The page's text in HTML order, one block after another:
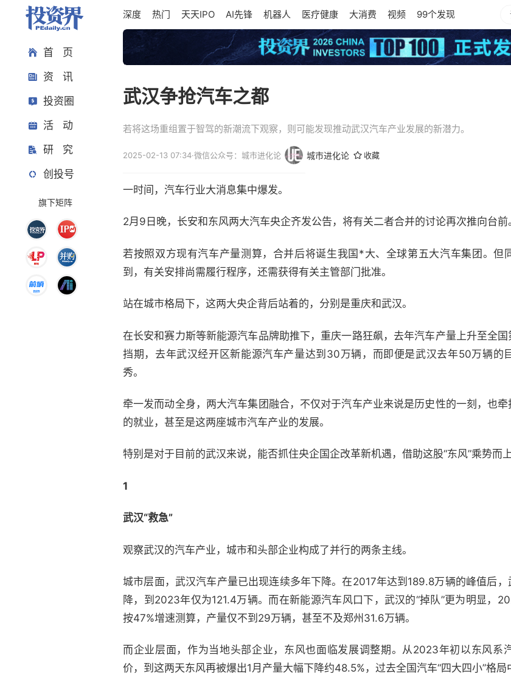
首 页
资 讯
投资圈
活 动
研 究
创投号
旗下矩阵
深度 热门 天天IPO AI先锋 机器人 医疗健康 大消费 视频 99个发现
武汉争抢汽车之都
若将这场重组置于智驾的新潮流下观察，则可能发现推动武汉汽车产业发展的新潜力。
2025-02-13 07:34·微信公众号：城市进化论 城市进化论 收藏
一时间，汽车行业大消息集中爆发。
2月9日晚，长安和东风两大汽车央企齐发公告，将有关二者合并的讨论再次推向台前
若按照双方现有汽车产量测算，合并后将诞生我国*大、全球第五大汽车集团。
到，有关安排尚需履行程序，还需获得有关主管部门批准。
站在城市格局下，这两大央企背后站着的，分别是重庆和武汉。
在长安和赛力斯等新能源汽车品牌助推下，重庆一路狂飙，去年汽车产量上升至全
挡期，去年武汉经开区新能源汽车产量达到30万辆，而即便是武汉去年50万辆的
秀。
牵一发而动全身，两大汽车集团融合，不仅对于汽车产业来说是历史性的一刻，也
的就业，甚至是这两座城市汽车产业的发展。
特别是对于目前的武汉来说，能否抓住央企国企改革新机遇，借助这股“东风”乘势而上
1
武汉“救急”
观察武汉的汽车产业，城市和头部企业构成了并行的两条主线。
城市层面，武汉汽车产量已出现连续多年下降。在2017年达到189.8万辆的峰值后
降，到2023年仅为121.4万辆。而在新能源汽车风口下，武汉的“掉队”更为明显，
按47%增速测算，产量仅不到29万辆，甚至不及郑州31.6万辆。
而企业层面，作为当地头部企业，东风也面临发展调整期。从2023年初以东风系
价，到这两天东风再被爆出1月产量大幅下降约48.5%，过去全国汽车“四大四小”格局